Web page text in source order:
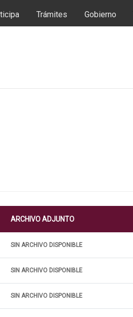
Trámites Gobierno
ARCHIVO ADJUNTO
SIN ARCHIVO DISPONIBLE
SIN ARCHIVO DISPONIBLE
SIN ARCHIVO DISPONIBLE